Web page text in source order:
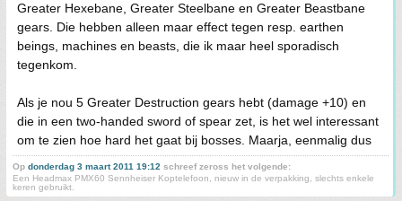
Greater Hexebane, Greater Steelbane en Greater Beastbane
gears. Die hebben alleen maar effect tegen resp. earthen
beings, machines en beasts, die ik maar heel sporadisch
tegenkom.
Als je nou 5 Greater Destruction gears hebt (damage +10) en
die in een two-handed sword of spear zet, is het wel interessant
om te zien hoe hard het gaat bij bosses. Maarja, eenmalig dus
Op donderdag 3 maart 2011 19:12 schreef zeross het volgende:
Een Headmax PMX60 Sennheiser Koptelefoon, nieuw in de verpakking, slechts enkele
keren gebruikt.